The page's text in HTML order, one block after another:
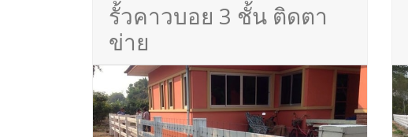
รั้วคาวบอย 3 ชั้น ติดตา
ข่าย